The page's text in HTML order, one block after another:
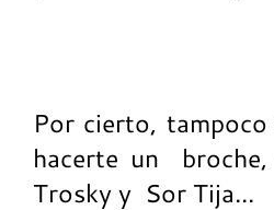
Por cierto,
hacerte un
Trosky y Sor Tija...